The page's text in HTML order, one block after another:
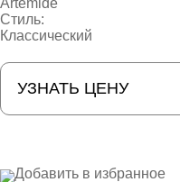
Artemide
Стиль:
Классический
УЗНАТЬ ЦЕНУ
Добавить в избранное